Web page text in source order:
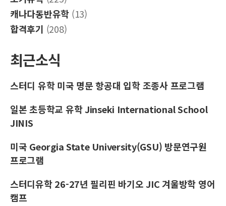
캐나다동반유학 (13)
합격후기 (208)
최근소식
스터디 유학 미국 명문 항공대 입학 조종사 프로그램
일본 초등학교 유학 Jinseki International School
JINIS
미국 Georgia State University(GSU) 방문연구원
프로그램
스터디유학 26-27년 필리핀 바기오 JIC 겨울방학 영어
캠프